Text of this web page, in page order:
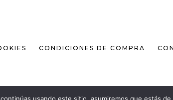
CONDICIONES DE COMPRA